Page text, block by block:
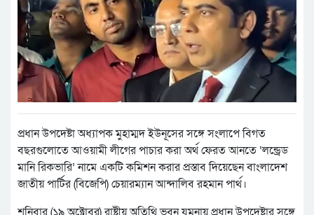
প্রধান উপদেষ্টা অধ্যাপক মুহাম্মদ ইউনূসের সঙ্গে সংলাপে বিগত
বছরগুলোতে আওয়ামী লীগের পাচার করা অর্থ ফেরত আনতে ‘লন্ড্রেড
মানি রিকভারি’ নামে একটি কমিশন করার প্রস্তাব দিয়েছেন বাংলাদেশ
জাতীয় পার্টির (বিজেপি) চেয়ারম্যান আন্দালিব রহমান পার্থ।